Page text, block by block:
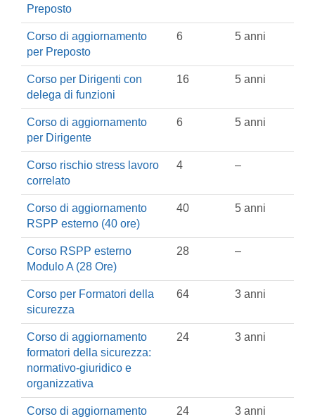
Preposto
Corso di aggiornamento
per Preposto
6 5 anni
Corso per Dirigenti con
delega di funzioni
16 5 anni
Corso di aggiornamento
per Dirigente
6 5 anni
Corso rischio stress lavoro
correlato
4 –
Corso di aggiornamento
RSPP esterno (40 ore)
40 5 anni
Corso RSPP esterno
Modulo A (28 Ore)
28 –
Corso per Formatori della
sicurezza
64 3 anni
Corso di aggiornamento
formatori della sicurezza:
normativo-giuridico e
organizzativa
24 3 anni
Corso di aggiornamento
24 3 anni